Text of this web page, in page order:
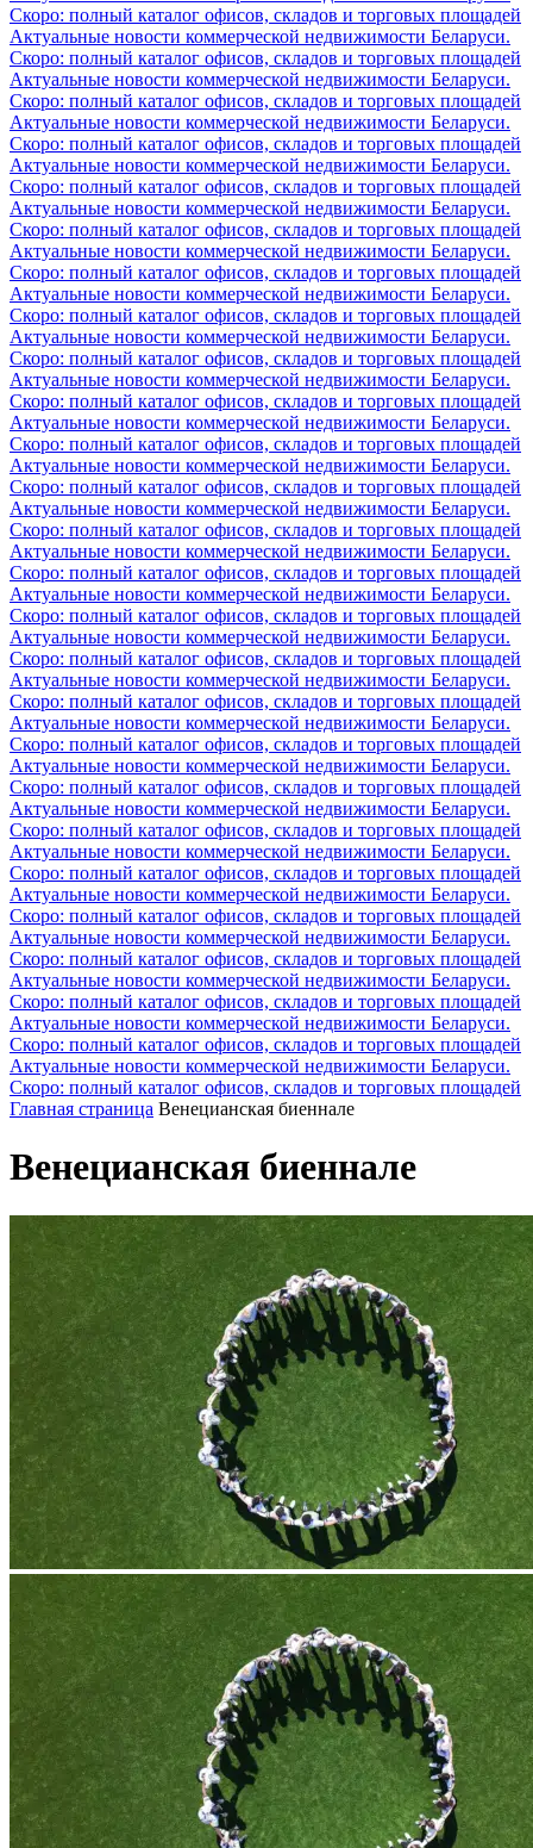
Скоро: полный каталог офисов, складов и торговых площадей
Актуальные новости коммерческой недвижимости Беларуси.
Скоро: полный каталог офисов, складов и торговых площадей
Актуальные новости коммерческой недвижимости Беларуси.
Скоро: полный каталог офисов, складов и торговых площадей
Актуальные новости коммерческой недвижимости Беларуси.
Скоро: полный каталог офисов, складов и торговых площадей
Актуальные новости коммерческой недвижимости Беларуси.
Скоро: полный каталог офисов, складов и торговых площадей
Актуальные новости коммерческой недвижимости Беларуси.
Скоро: полный каталог офисов, складов и торговых площадей
Актуальные новости коммерческой недвижимости Беларуси.
Скоро: полный каталог офисов, складов и торговых площадей
Актуальные новости коммерческой недвижимости Беларуси.
Скоро: полный каталог офисов, складов и торговых площадей
Актуальные новости коммерческой недвижимости Беларуси.
Скоро: полный каталог офисов, складов и торговых площадей
Актуальные новости коммерческой недвижимости Беларуси.
Скоро: полный каталог офисов, складов и торговых площадей
Актуальные новости коммерческой недвижимости Беларуси.
Скоро: полный каталог офисов, складов и торговых площадей
Актуальные новости коммерческой недвижимости Беларуси.
Скоро: полный каталог офисов, складов и торговых площадей
Актуальные новости коммерческой недвижимости Беларуси.
Скоро: полный каталог офисов, складов и торговых площадей
Актуальные новости коммерческой недвижимости Беларуси.
Скоро: полный каталог офисов, складов и торговых площадей
Актуальные новости коммерческой недвижимости Беларуси.
Скоро: полный каталог офисов, складов и торговых площадей
Актуальные новости коммерческой недвижимости Беларуси.
Скоро: полный каталог офисов, складов и торговых площадей
Актуальные новости коммерческой недвижимости Беларуси.
Скоро: полный каталог офисов, складов и торговых площадей
Актуальные новости коммерческой недвижимости Беларуси.
Скоро: полный каталог офисов, складов и торговых площадей
Актуальные новости коммерческой недвижимости Беларуси.
Скоро: полный каталог офисов, складов и торговых площадей
Актуальные новости коммерческой недвижимости Беларуси.
Скоро: полный каталог офисов, складов и торговых площадей
Актуальные новости коммерческой недвижимости Беларуси.
Скоро: полный каталог офисов, складов и торговых площадей
Актуальные новости коммерческой недвижимости Беларуси.
Скоро: полный каталог офисов, складов и торговых площадей
Актуальные новости коммерческой недвижимости Беларуси.
Скоро: полный каталог офисов, складов и торговых площадей
Актуальные новости коммерческой недвижимости Беларуси.
Скоро: полный каталог офисов, складов и торговых площадей
Актуальные новости коммерческой недвижимости Беларуси.
Скоро: полный каталог офисов, складов и торговых площадей
Актуальные новости коммерческой недвижимости Беларуси.
Скоро: полный каталог офисов, складов и торговых площадей
Главная страница Венецианская биеннале
Венецианская биеннале